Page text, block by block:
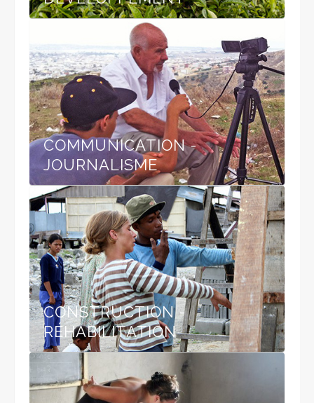
COMMUNICATION -
JOURNALISME
CONSTRUCTION -
RÉHABILITATION